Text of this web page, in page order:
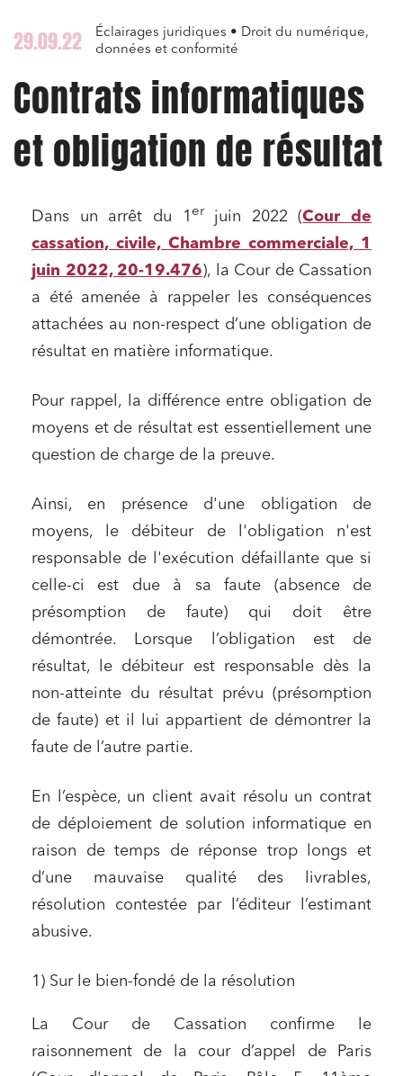
29.09.22
Éclairages juridiques • Droit du numérique,
données et conformité
Contrats informatiques
et obligation de résultat
Dans un arrêt du 1 er juin 2022 (Cour de
cassation, civile, Chambre commerciale, 1
juin 2022, 20-19.476), la Cour de Cassation
a été amenée à rappeler les conséquences
attachées au non-respect d’une obligation de
résultat en matière informatique.
Pour rappel, la différence entre obligation de
moyens et de résultat est essentiellement une
question de charge de la preuve.
Ainsi, en présence d'une obligation de
moyens, le débiteur de l'obligation n'est
responsable de l'exécution défaillante que si
celle-ci est due à sa faute (absence de
présomption de faute) qui doit être
démontrée. Lorsque l’obligation est de
résultat, le débiteur est responsable dès la
non-atteinte du résultat prévu (présomption
de faute) et il lui appartient de démontrer la
faute de l’autre partie.
En l’espèce, un client avait résolu un contrat
de déploiement de solution informatique en
raison de temps de réponse trop longs et
d’une mauvaise qualité des livrables,
résolution contestée par l’éditeur l’estimant
abusive.
1) Sur le bien-fondé de la résolution
La Cour de Cassation confirme le
raisonnement de la cour d’appel de Paris